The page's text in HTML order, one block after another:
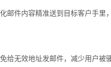
邮件内容精准送到目标客户手里，
给无效地址发邮件，减少用户被